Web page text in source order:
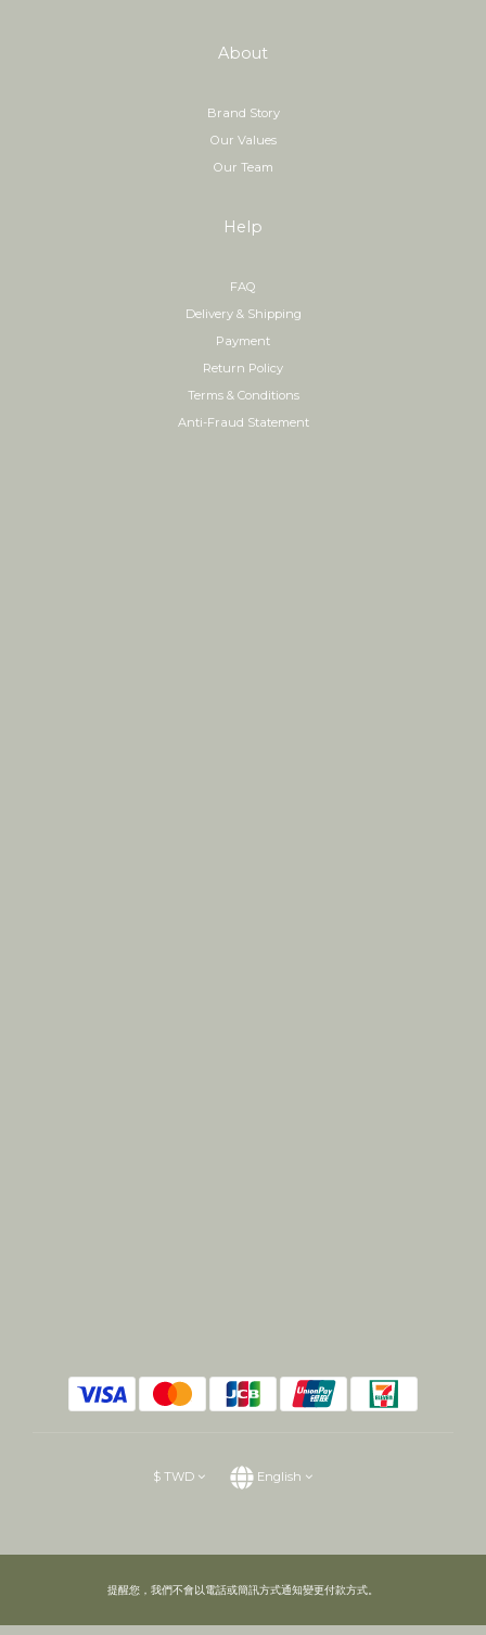
About
Brand Story
Our Values
Our Team
Help
FAQ
Delivery & Shipping
Payment
Return Policy
Terms & Conditions
Anti-Fraud Statement
$ TWD English
提醒您，我們不會以電話或簡訊方式通知變更付款方式。